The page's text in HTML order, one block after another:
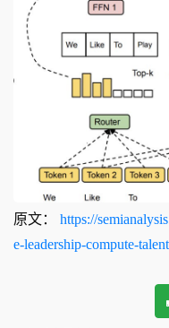
原文： https://
e-leadership-compute-